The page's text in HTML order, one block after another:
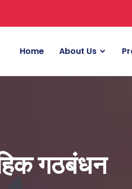
Home About Us
गठबंधन